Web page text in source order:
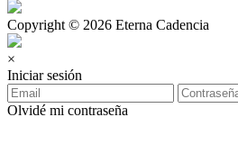
Copyright © 2026 Eterna Cadencia
×
Iniciar sesión
Olvidé mi contraseña